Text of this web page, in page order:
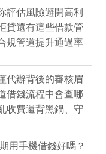
評估風險避開高利
貸還有這些借款管
規管道提升通過率
代辦背後的審核眉
借錢流程中會查哪
收費還背黑鍋、守
用手機借錢好嗎？